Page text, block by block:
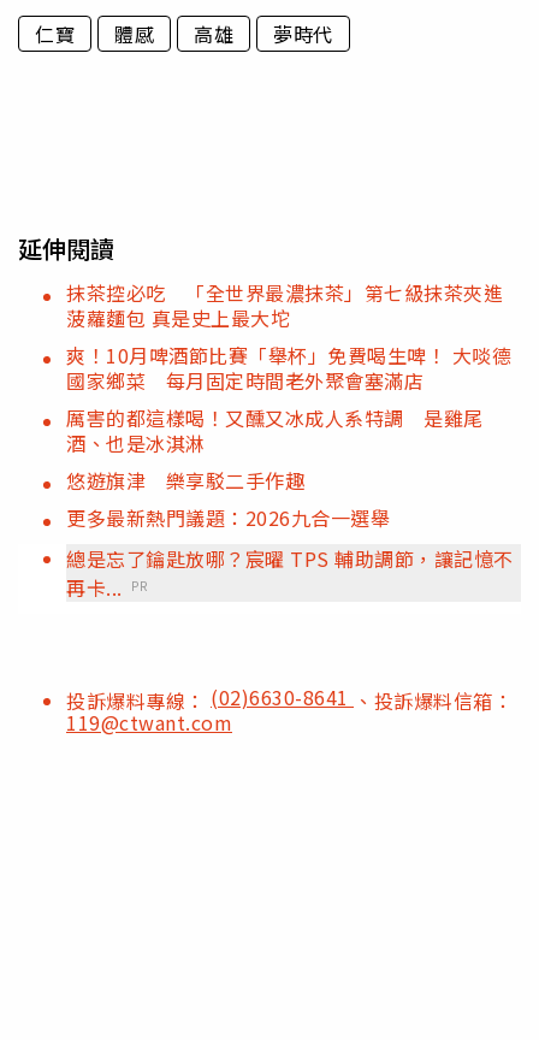
仁寶 體感 高雄 夢時代
延伸閱讀
抹茶控必吃 「全世界最濃抹茶」第七級抹茶夾進
菠蘿麵包 真是史上最大坨
爽！10月啤酒節比賽「舉杯」免費喝生啤！ 大啖德
國家鄉菜 每月固定時間老外聚會塞滿店
厲害的都這樣喝！又醺又冰成人系特調 是雞尾
酒、也是冰淇淋
悠遊旗津 樂享駁二手作趣
更多最新熱門議題：2026九合一選舉
總是忘了鑰匙放哪？宸曜 TPS 輔助調節，讓記憶不
再卡...
PR
投訴爆料專線： (02)6630-8641 、投訴爆料信箱：
119@ctwant.com